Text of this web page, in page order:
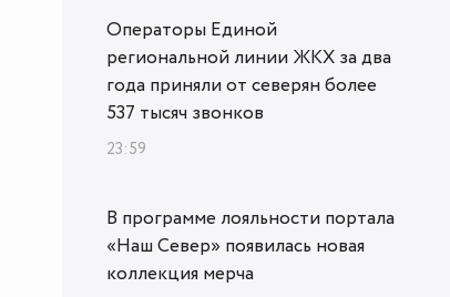
Операторы Единой
региональной линии ЖКХ за два
года приняли от северян более
537 тысяч звонков
23:59
В программе лояльности портала
«Наш Север» появилась новая
коллекция мерча